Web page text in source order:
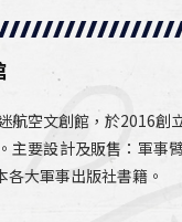
航空文創館，於2016
主要設計及販售：軍
大軍事出版社書籍。